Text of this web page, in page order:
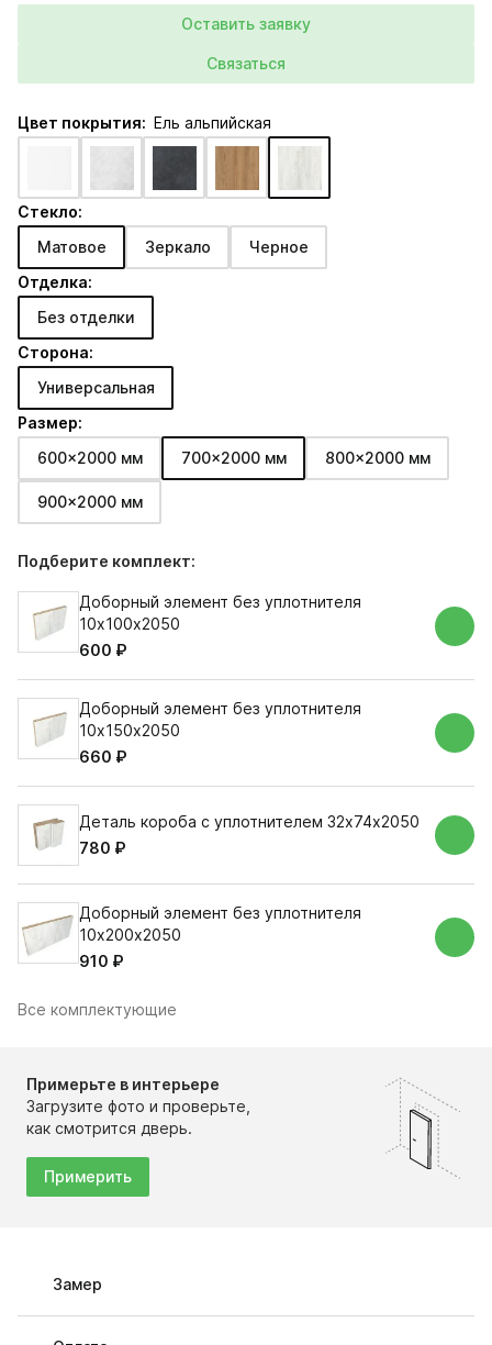
Оставить заявку
Связаться
Цвет покрытия: Ель альпийская
Стекло:
Матовое
Зеркало
Черное
Отделка:
Без отделки
Сторона:
Универсальная
Размер:
600x2000 мм
700x2000 мм 800x2000 мм
900x2000 мм
Подберите комплект:
Доборный элемент без уплотнителя
10х100х2050
600 ₽
Доборный элемент без уплотнителя
10х150х2050
660 ₽
Деталь короба с уплотнителем 32х74х2050
780 ₽
Доборный элемент без уплотнителя
10х200х2050
910 ₽
Все комплектующие
Примерьте в интерьере
Загрузите фото и проверьте,
как смотрится дверь.
Примерить
Замер